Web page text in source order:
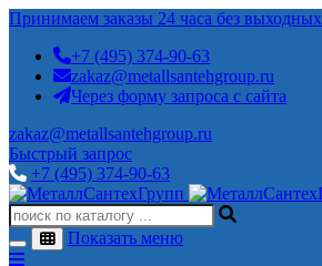
Принимаем заказы 24 часа без выходных
+7 (495) 374-90-63
zakaz@metallsantehgroup.ru
Через форму запроса с сайта
zakaz@metallsantehgroup.ru
Быстрый запрос
+7 (495) 374-90-63
Показать меню